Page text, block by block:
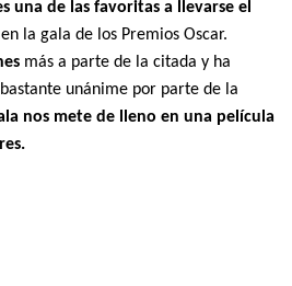
una de las favoritas a llevarse el
en la gala de los Premios Oscar.
más a parte de la citada y ha
unánime por parte de la
nos mete de lleno en una película